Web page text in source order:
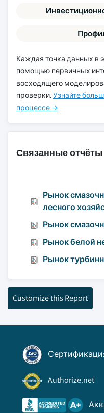
Каждая точка данных в
помощью первичных
восходящего
проверки.Узнайте
процессе →
Связанные отчёты
Рынок
лесного
Рынок
Рынок белой
Рынок
Customize this Report
Authorize.net